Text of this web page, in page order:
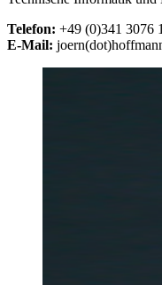
Telefon: +49 (0)341 3076
E-Mail: